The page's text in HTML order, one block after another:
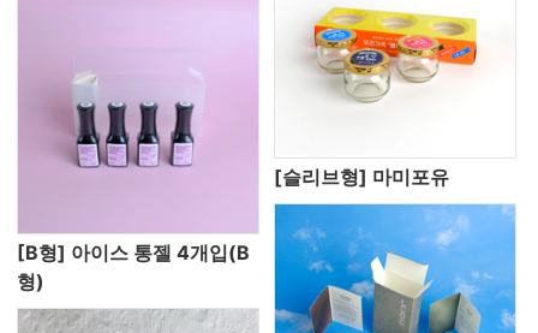
[B형] 아이스 통젤 4개입(B
형)
[슬리브형] 마미포유